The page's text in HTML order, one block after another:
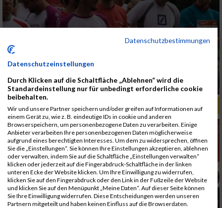
ALBUM B2RUN MÜNCHEN, B2RUN / 16.07.2019
Datenschutzbestimmungen
Datenschutzeinstellungen
Durch Klicken auf die Schaltfläche „Ablehnen“ wird die
Standardeinstellung nur für unbedingt erforderliche cookie
beibehalten.
Wir und unsere Partner speichern und/oder greifen auf Informationen auf
einem Gerät zu, wie z. B. eindeutige IDs in cookie und anderen
Browserspeichern, um personenbezogene Daten zu verarbeiten. Einige
Anbieter verarbeiten Ihre personenbezogenen Daten möglicherweise
aufgrund eines berechtigten Interesses. Um dem zu widersprechen, öffnen
Sie die „Einstellungen“. Sie können Ihre Einstellungen akzeptieren, ablehnen
oder verwalten, indem Sie auf die Schaltfläche „Einstellungen verwalten“
klicken oder jederzeit auf die Fingerabdruck-Schaltfläche in der linken
unteren Ecke der Website klicken. Um Ihre Einwilligung zu widerrufen,
klicken Sie auf den Fingerabdruck oder den Link in der Fußzeile der Website
und klicken Sie auf den Menüpunkt „Meine Daten“. Auf dieser Seite können
Sie Ihre Einwilligung widerrufen. Diese Entscheidungen werden unseren
Partnern mitgeteilt und haben keinen Einfluss auf die Browserdaten.